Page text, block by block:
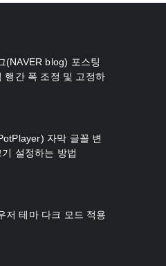
(NAVER blog) 포스팅
행간 폭 조정 및 고정하
자막 글꼴 변
설정하는 방법
저 테마 다크 모드 적용